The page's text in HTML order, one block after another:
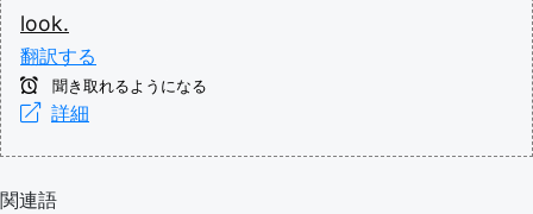
look.
翻訳する
聞き取れるようになる
詳細
関連語